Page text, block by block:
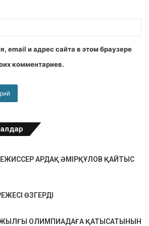
email и адрес сайта в этом браузере
комментариев.
АРДАҚ ӘМІРҚҰЛОВ ҚАЙТЫС
ӨЗГЕРДІ
ОЛИМПИАДАҒА ҚАТЫСАТЫНЫН